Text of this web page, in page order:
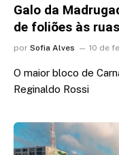
Galo da
de foliões às ruas
por Sofia Alves 10 de
O maior bloco de
Reginaldo Rossi